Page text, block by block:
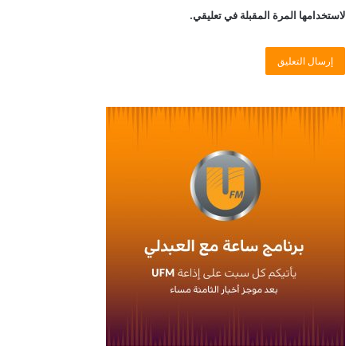
لاستخدامها المرة المقبلة في تعليقي.